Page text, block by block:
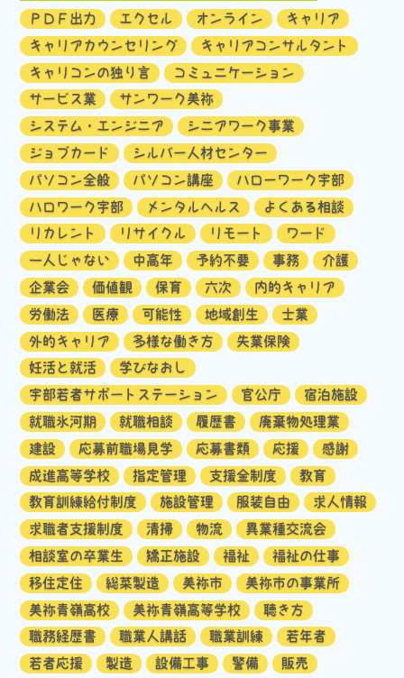
ＰＤＦ出力 エクセル オンライン
キャリア
キャリアカウンセリング
キャリアコンサルタント
キャリコンの独り言
コミュニケーション
サービス業
サンワーク美祢
システム・エンジニア
シニアワーク事業
ジョブカード
シルバー人材センター
パソコン全般
パソコン講座
ハローワーク宇部
ハロワーク宇部
メンタルヘルス
よくある相談
リカレント
リサイクル リモート
ワード
一人じゃない
中高年 予約不要 事務
介護
企業会
価値観 保育 六次
内的キャリア
労働法
医療 可能性 地域創生
士業
外的キャリア
多様な働き方
失業保険
妊活と就活
学びなおし
宇部若者サポートステーション
官公庁
宿泊施設
就職氷河期
就職相談 履歴書
廃棄物処理業
建設
応募前職場見学 応募書類 応援
感謝
成進高等学校
指定管理 支援金制度
教育
教育訓練給付制度
施設管理 服装自由
求人情報
求職者支援制度
清掃 物流
異業種交流会
相談室の卒業生
矯正施設 福祉
福祉の仕事
移住定住
総菜製造 美祢市
美祢市の事業所
美祢青嶺高校
美祢青嶺高等学校
聴き方
職務経歴書
職業人講話 職業訓練
若年者
若者応援
製造 設備工事 警備
販売